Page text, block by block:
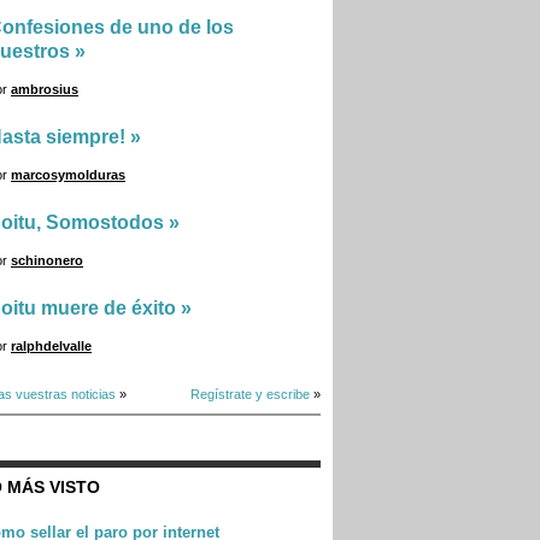
de uno de los
»
ambrosius
siempre! »
marcosymolduras
Somostodos »
schinonero
muere de éxito »
ralphdelvalle
vuestras noticias » Regístrate y escribe »
MÁS VISTO
sellar el paro por internet